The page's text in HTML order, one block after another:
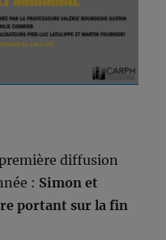
diffusion
: Simon et
portant sur la fin